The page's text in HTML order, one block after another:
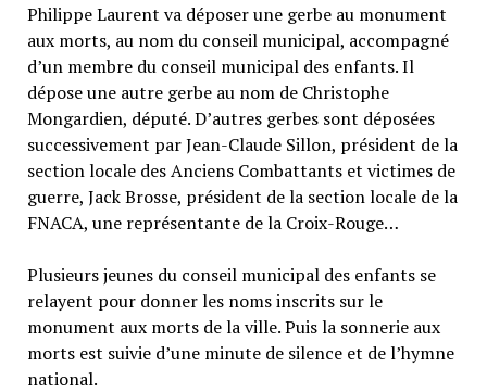
Philippe Laurent va déposer une gerbe au monument
aux morts, au nom du conseil municipal, accompagné
d’un membre du conseil municipal des enfants. Il
dépose une autre gerbe au nom de Christophe
Mongardien, député. D’autres gerbes sont déposées
successivement par Jean-Claude Sillon, président de la
section locale des Anciens Combattants et victimes de
guerre, Jack Brosse, président de la section locale de la
FNACA, une représentante de la Croix-Rouge…
Plusieurs jeunes du conseil municipal des enfants se
relayent pour donner les noms inscrits sur le
monument aux morts de la ville. Puis la sonnerie aux
morts est suivie d’une minute de silence et de l’hymne
national.